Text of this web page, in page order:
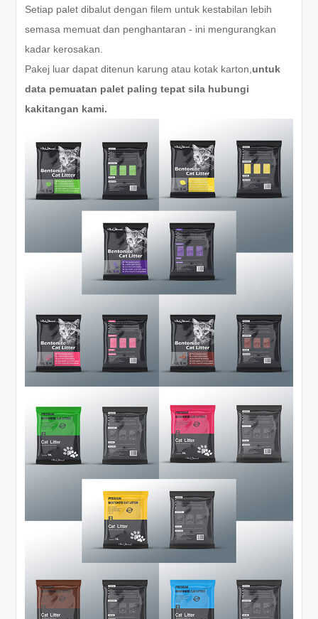
Setiap palet dibalut dengan filem untuk kestabilan lebih
semasa memuat dan penghantaran - ini mengurangkan
kadar kerosakan.
Pakej luar dapat ditenun karung atau kotak karton,untuk
data pemuatan palet paling tepat sila hubungi
kakitangan kami.